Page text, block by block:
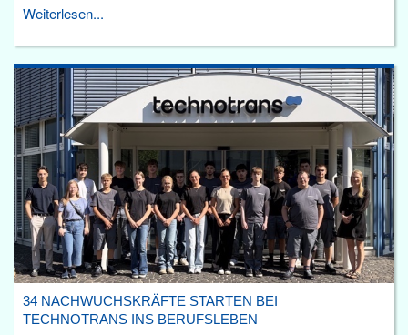
Weiterlesen...
34 NACHWUCHSKRÄFTE STARTEN BEI
TECHNOTRANS INS BERUFSLEBEN